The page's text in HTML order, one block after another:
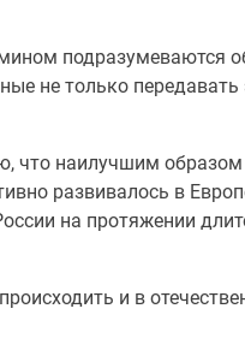
подразумеваются
не только передавать
что наилучшим образом
развивалось в
на протяжении
и в